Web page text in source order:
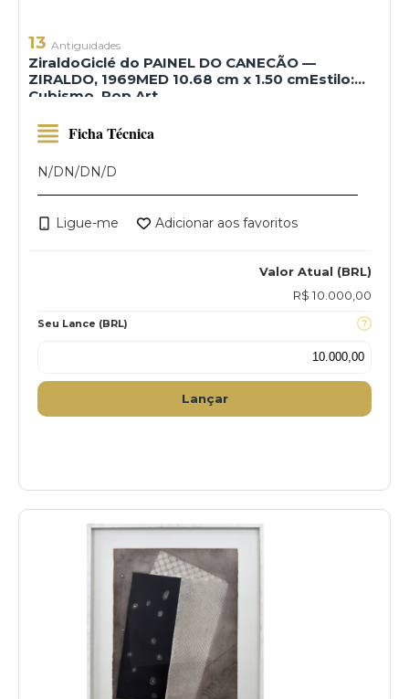
13 Antiguidades
ZiraldoGiclé do PAINEL DO CANECÃO —
ZIRALDO, 1969MED 10.68 cm x 1.50 cmEstilo:
Cubismo, Pop Art
Valor Atual (BRL)
R$ 10.000,00
Seu Lance (BRL)
Lançar
Ficha Técnica
N/DN/DN/D
Ligue-me Adicionar aos favoritos